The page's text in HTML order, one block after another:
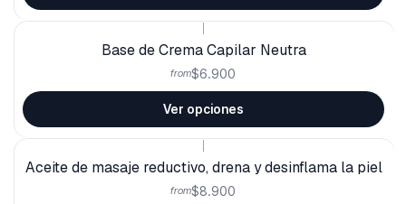
Base de Crema Capilar Neutra
from$6.900
Ver opciones
Aceite de masaje reductivo, drena y desinflama la piel
from$8.900